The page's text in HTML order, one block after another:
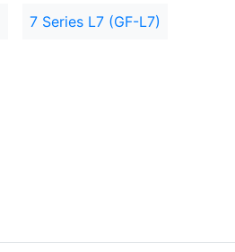
7 Series L7 (GF-L7)